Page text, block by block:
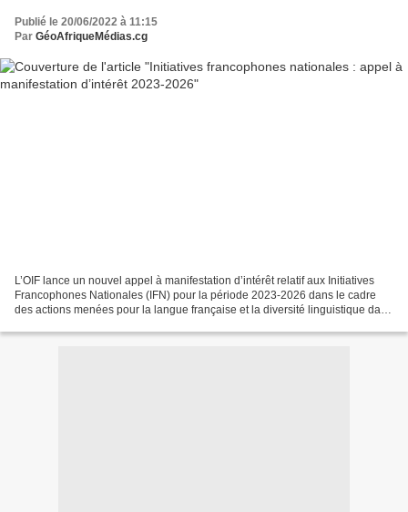
Publié le 20/06/2022 à 11:15
Par GéoAfriqueMédias.cg
L’OIF lance un nouvel appel à manifestation d’intérêt relatif aux Initiatives
Francophones Nationales (IFN) pour la période 2023-2026 dans le cadre
des actions menées pour la langue française et la diversité linguistique dans